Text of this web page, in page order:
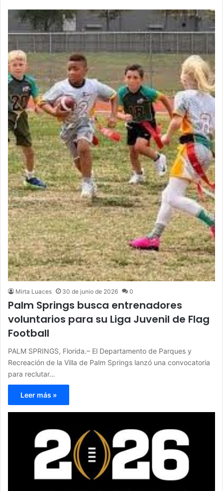
Mirta Luaces 30 de junio de 2026 0
Palm Springs busca entrenadores
voluntarios para su Liga Juvenil de Flag
Football
PALM SPRINGS, Florida.– El Departamento de Parques y
Recreación de la Villa de Palm Springs lanzó una convocatoria
para reclutar…
Leer más »